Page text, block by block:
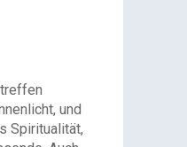
und
Spiritualität,